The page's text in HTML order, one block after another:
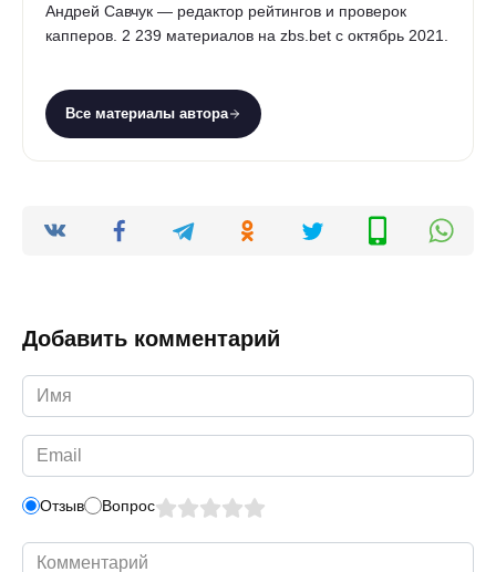
Андрей Савчук — редактор рейтингов и проверок
капперов. 2 239 материалов на zbs.bet с октябрь 2021.
Все материалы автора
Добавить комментарий
Имя
*
Email
*
Отзыв Вопрос
Комментарий